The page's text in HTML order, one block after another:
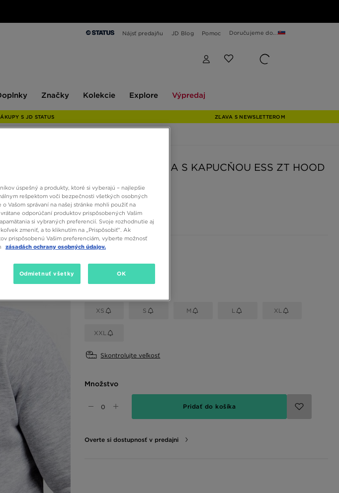
Nájsť predajňu JD Blog Pomoc Doručujeme do...
Značky Kolekcie Explore Výpredaj
S JD STATUS ZĽAVA S NEWSLETTEROM
MCKENZIE MIKINA S KAPUCŇOU ESS ZT HOOD
10,00 €
Dostupné farby
Sivá
XS S M L XL
XXL
Skontrolujte veľkosť
Množstvo
Pridať do košíka
Overte si dostupnosť v predajni
úspešný a produkty, ktoré si vyberajú – najlepšie
rešpektom voči bezpečnosti všetkých osobných
Vašom správaní na našej stránke mohli použiť na
odporúčaní produktov prispôsobených Vašim
si vybraných preferencií. Svoje rozhodnutie aj
zmeniť, a to kliknutím na „Prispôsobiť”. Ak
prispôsobenú Vašim preferenciám, vyberte možnosť
zásadách ochrany osobných údajov.
Odmietnuť všetky OK